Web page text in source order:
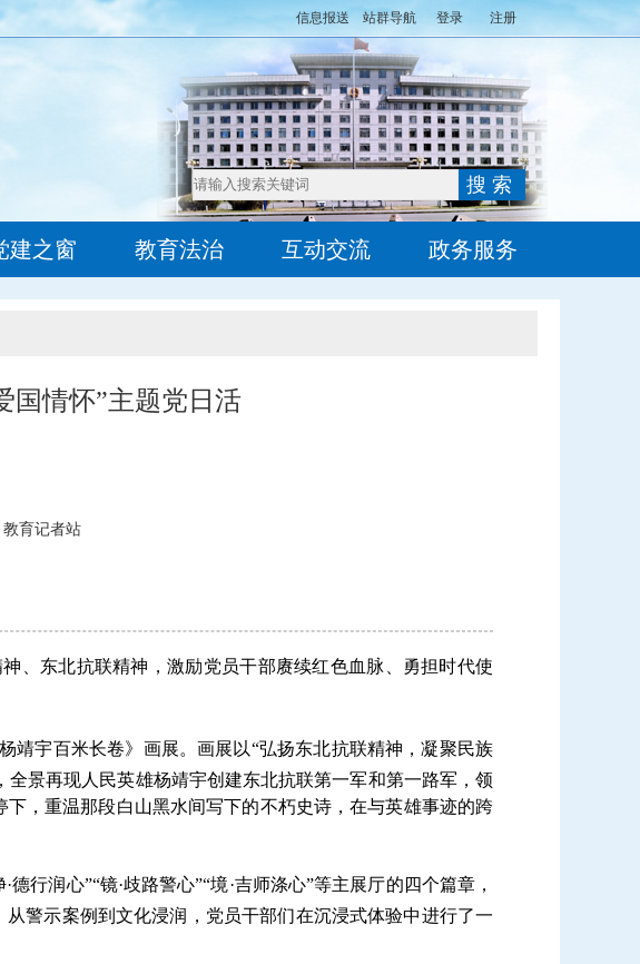
信息报送 站群导航 登录 注册
建之窗 教育法治 互动交流 政务服务
国情怀”主题党日活
育记者站
、东北抗联精神，激励党员干部赓续红色血脉、勇担时代使
靖宇百米长卷》画展。画展以“弘扬东北抗联精神，凝聚民族
景再现人民英雄杨靖宇创建东北抗联第一军和第一路军，领
，重温那段白山黑水间写下的不朽史诗，在与英雄事迹的跨
行润心”“镜·歧路警心”“境·吉师涤心”等主展厅的四个篇章，
警示案例到文化浸润，党员干部们在沉浸式体验中进行了一